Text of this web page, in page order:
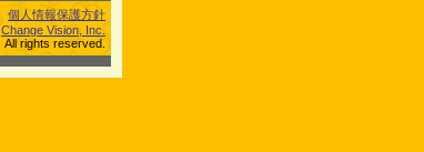
個人情報保護方針
Change Vision, Inc.
All rights reserved.